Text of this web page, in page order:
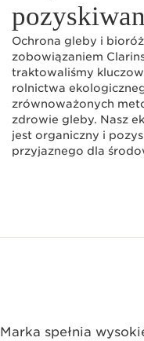
Ochrona gleby i
zobowiązaniem
traktowaliśmy
rolnictwa
zrównoważonych
zdrowie gleby. Nasz
jest organiczny i
przyjaznego dla
Marka spełnia